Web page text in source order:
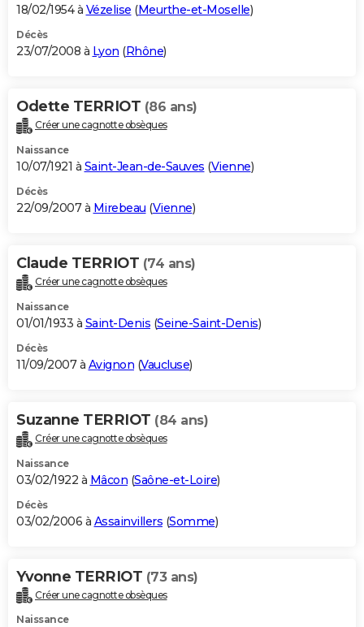
18/02/1954 à Vézelise (Meurthe-et-Moselle)
Décès
23/07/2008 à Lyon (Rhône)
Odette TERRIOT (86 ans)
Créer une cagnotte obsèques
Naissance
10/07/1921 à Saint-Jean-de-Sauves (Vienne)
Décès
22/09/2007 à Mirebeau (Vienne)
Claude TERRIOT (74 ans)
Créer une cagnotte obsèques
Naissance
01/01/1933 à Saint-Denis (Seine-Saint-Denis)
Décès
11/09/2007 à Avignon (Vaucluse)
Suzanne TERRIOT (84 ans)
Créer une cagnotte obsèques
Naissance
03/02/1922 à Mâcon (Saône-et-Loire)
Décès
03/02/2006 à Assainvillers (Somme)
Yvonne TERRIOT (73 ans)
Créer une cagnotte obsèques
Naissance